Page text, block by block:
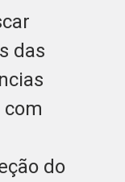
das
com
do